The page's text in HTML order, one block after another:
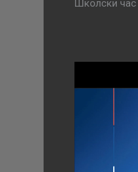
Школски час